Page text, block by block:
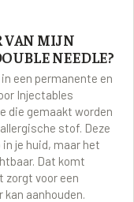
VAN MIJN
NEEDLE?
een permanente en
Injectables
die gemaakt worden
stof. Deze
je huid, maar het
Dat komt
zorgt voor een
aanhouden.